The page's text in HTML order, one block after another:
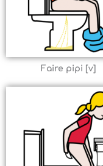
Faire pipi [v]